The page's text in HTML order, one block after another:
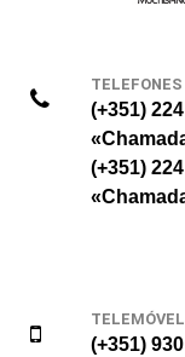
TELEFONES
(+351)
(+351)
TELEMÓVEL
(+351)